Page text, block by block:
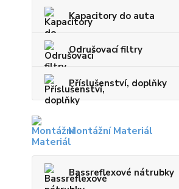
Kapacitory do auta
Odrušovací filtry
Příslušenství, doplňky
Montážní Materiál
Bassreflexové nátrubky